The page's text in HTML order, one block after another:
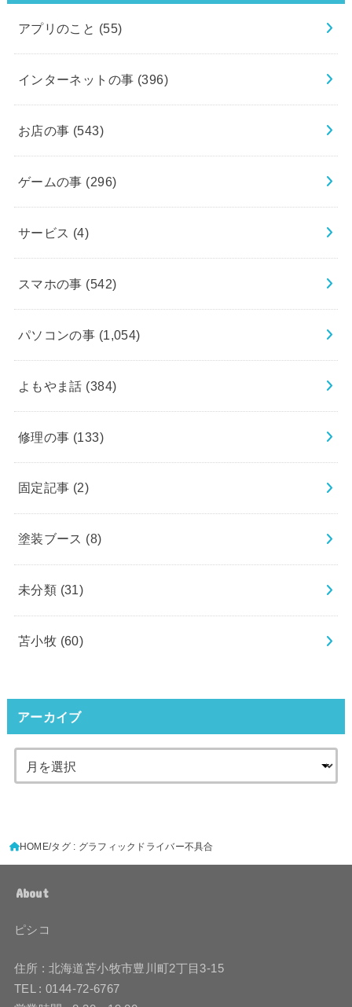
アプリのこと (55)
インターネットの事 (396)
お店の事 (543)
ゲームの事 (296)
サービス (4)
スマホの事 (542)
パソコンの事 (1,054)
よもやま話 (384)
修理の事 (133)
固定記事 (2)
塗装ブース (8)
未分類 (31)
苫小牧 (60)
アーカイブ
HOME タグ : グラフィックドライバー不具合
About
ピシコ
住所 : 北海道苫小牧市豊川町2丁目3-15
TEL : 0144-72-6767